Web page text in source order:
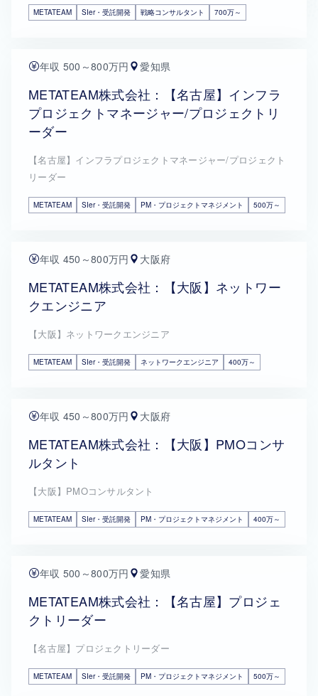
METATEAM SIer・受託開発 戦略コンサルタント 700万～
年収 500～800万円 愛知県
METATEAM株式会社：【名古屋】インフラ
プロジェクトマネージャー/プロジェクトリ
ーダー
【名古屋】インフラプロジェクトマネージャー/プロジェクト
リーダー
METATEAM SIer・受託開発 PM・プロジェクトマネジメント 500万～
年収 450～800万円 大阪府
METATEAM株式会社：【大阪】ネットワー
クエンジニア
【大阪】ネットワークエンジニア
METATEAM SIer・受託開発 ネットワークエンジニア 400万～
年収 450～800万円 大阪府
METATEAM株式会社：【大阪】PMOコンサ
ルタント
【大阪】PMOコンサルタント
METATEAM SIer・受託開発 PM・プロジェクトマネジメント 400万～
年収 500～800万円 愛知県
METATEAM株式会社：【名古屋】プロジェ
クトリーダー
【名古屋】プロジェクトリーダー
METATEAM SIer・受託開発 PM・プロジェクトマネジメント 500万～